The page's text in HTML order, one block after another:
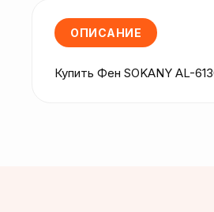
ОПИСАНИЕ
Купить Фен SOKANY AL-